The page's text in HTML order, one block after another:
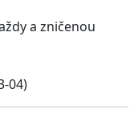
a zničenou
04)